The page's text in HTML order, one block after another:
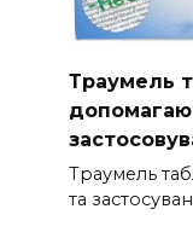
Траумель
Траумель
та